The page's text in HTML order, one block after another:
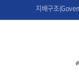
지배구조